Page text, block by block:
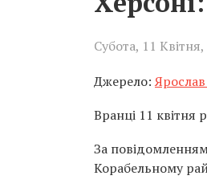
Субота, 11
Джерело:
Вранці 11 квітня
За
Корабельному